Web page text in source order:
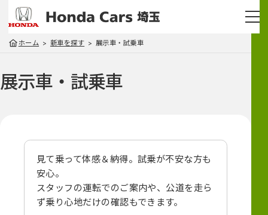
ホーム 新車を探す 展示車・試乗車
展示車・試乗車
見て乗って体感＆納得。試乗が不安な方も
安心。
スタッフの運転でのご案内や、 公道を走ら
ず乗り心地だけの確認もできます。